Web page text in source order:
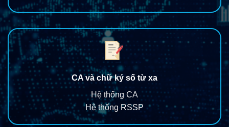
CA và chữ ký số từ xa
Hệ thống CA
Hệ thống RSSP